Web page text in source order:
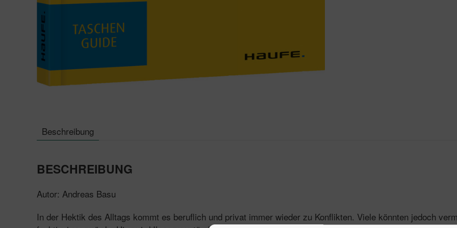
Beschreibung
BESCHREIBUNG
Autor: Andreas Basu
In der Hektik des Alltags kommt es beruflich und privat immer wieder zu Konflikten. Viele könnten jedoch